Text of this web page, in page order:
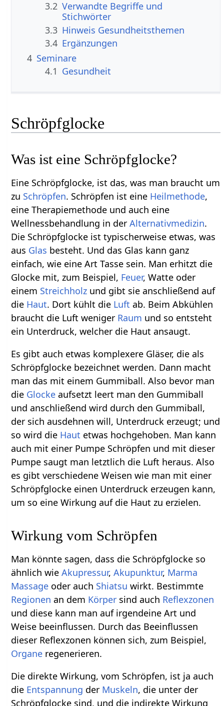
3.2 Verwandte Begriffe und
Stichwörter
3.3 Hinweis Gesundheitsthemen
3.4 Ergänzungen
4 Seminare
4.1 Gesundheit
Schröpfglocke
Was ist eine Schröpfglocke?
Eine Schröpfglocke, ist das, was man braucht um
zu Schröpfen. Schröpfen ist eine Heilmethode,
eine Therapiemethode und auch eine
Wellnessbehandlung in derAlternativmedizin.
Die Schröpfglocke ist typischerweise etwas, was
aus Glas besteht. Und das Glas kann ganz
einfach, wie eine Art Tasse sein. Man erhitzt die
Glocke mit, zum Beispiel, Feuer, Watte oder
einem Streichholz und gibt sie anschließend auf
die Haut. Dort kühlt die Luft ab. Beim Abkühlen
braucht die Luft weniger Raum und so entsteht
ein Unterdruck, welcher die Haut ansaugt.
Es gibt auch etwas komplexere Gläser, die als
Schröpfglocke bezeichnet werden. Dann macht
man das mit einem Gummiball. Also bevor man
die Glocke aufsetzt leert man den Gummiball
und anschließend wird durch den Gummiball,
der sich ausdehnen will, Unterdruck erzeugt; und
so wird die Haut etwas hochgehoben. Man kann
auch mit einer Pumpe Schröpfen und mit dieser
Pumpe saugt man letztlich die Luft heraus. Also
es gibt verschiedene Weisen wie man mit einer
Schröpfglocke einen Unterdruck erzeugen kann,
um so eine Wirkung auf die Haut zu erzielen.
Wirkung vom Schröpfen
Man könnte sagen, dass die Schröpfglocke so
ähnlich wieAkupressur,Akupunktur, Marma
Massage oder auch Shiatsu wirkt. Bestimmte
Regionen an dem Körper sind auch Reflexzonen
und diese kann man auf irgendeine Art und
Weise beeinflussen. Durch das Beeinflussen
dieser Reflexzonen können sich, zum Beispiel,
Organe regenerieren.
Die direkte Wirkung, vom Schröpfen, ist ja auch
die Entspannung der Muskeln, die unter der
Schröpfglocke sind, und die indirekte Wirkung